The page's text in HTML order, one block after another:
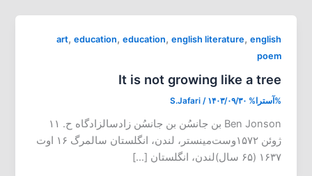
art, education, education, english literature, english
poem
It is not growing like a tree
%آسترا% S.Jafari / ۱۴۰۳/۰۹/۳۰
Ben Jonson بن جانسُن بن جانسُن زادسالزادگاه ح. ۱۱
ژوئن ۱۵۷۲وست‌مینستر، لندن، انگلستان سالمرگ ۱۶ اوت
۱۶۳۷ (۶۵ سال)لندن، انگلستان […]